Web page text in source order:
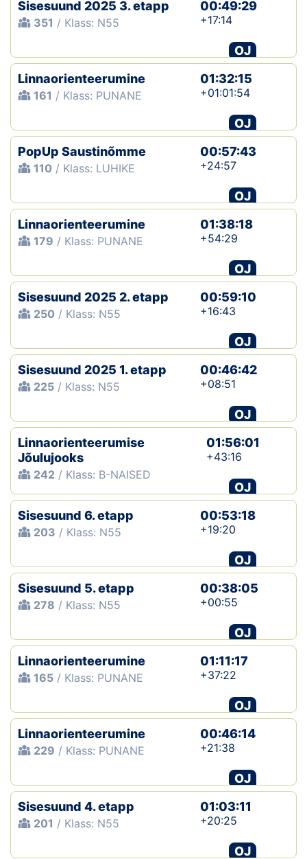
Sisesuund 2025 3. etapp
351 / Klass: N55
00:49:29
+17:14
OJ
Linnaorienteerumine
161 / Klass: PUNANE
01:32:15
+01:01:54
OJ
PopUp Saustinõmme
110 / Klass: LUHIKE
00:57:43
+24:57
OJ
Linnaorienteerumine
179 / Klass: PUNANE
01:38:18
+54:29
OJ
Sisesuund 2025 2. etapp
250 / Klass: N55
00:59:10
+16:43
OJ
Sisesuund 2025 1. etapp
225 / Klass: N55
00:46:42
+08:51
OJ
Linnaorienteerumise
Jõulujooks
242 / Klass: B-NAISED
01:56:01
+43:16
OJ
Sisesuund 6. etapp
203 / Klass: N55
00:53:18
+19:20
OJ
Sisesuund 5. etapp
278 / Klass: N55
00:38:05
+00:55
OJ
Linnaorienteerumine
165 / Klass: PUNANE
01:11:17
+37:22
OJ
Linnaorienteerumine
229 / Klass: PUNANE
00:46:14
+21:38
OJ
Sisesuund 4. etapp
201 / Klass: N55
01:03:11
+20:25
OJ